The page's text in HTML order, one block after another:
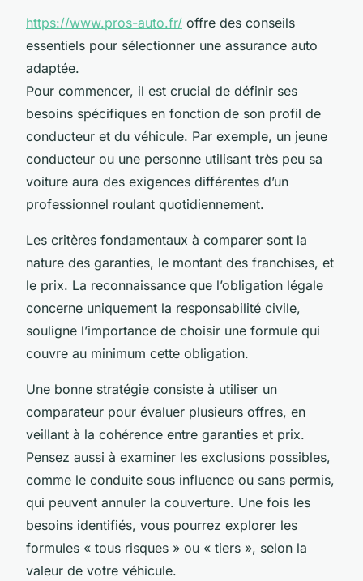
https://www.pros-auto.fr/ offre des conseils
essentiels pour sélectionner une assurance auto
adaptée.
Pour commencer, il est crucial de définir ses
besoins spécifiques en fonction de son profil de
conducteur et du véhicule. Par exemple, un jeune
conducteur ou une personne utilisant très peu sa
voiture aura des exigences différentes d’un
professionnel roulant quotidiennement.
Les critères fondamentaux à comparer sont la
nature des garanties, le montant des franchises, et
le prix. La reconnaissance que l’obligation légale
concerne uniquement la responsabilité civile,
souligne l’importance de choisir une formule qui
couvre au minimum cette obligation.
Une bonne stratégie consiste à utiliser un
comparateur pour évaluer plusieurs offres, en
veillant à la cohérence entre garanties et prix.
Pensez aussi à examiner les exclusions possibles,
comme le conduite sous influence ou sans permis,
qui peuvent annuler la couverture. Une fois les
besoins identifiés, vous pourrez explorer les
formules « tous risques » ou « tiers », selon la
valeur de votre véhicule.